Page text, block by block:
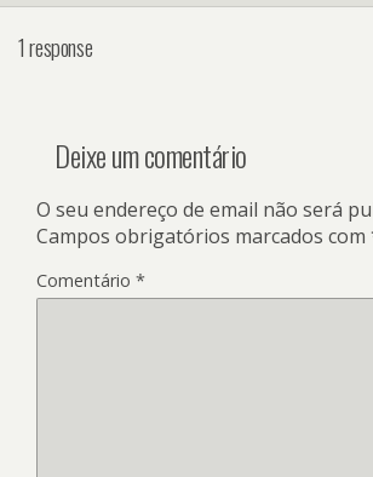
1 response
Deixe um comentário
O seu endereço de email não será
Campos obrigatórios marcados com
Comentário *